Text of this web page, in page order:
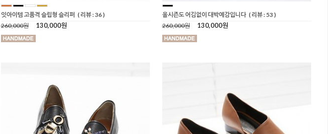
잇아이템 고품격 슬립형 슬리퍼 ( 리뷰 : 36 )
260,000원
130,000원
올시즌도 어김없이 대박예감입니다 ( 리뷰 : 53 )
260,000원
130,000원